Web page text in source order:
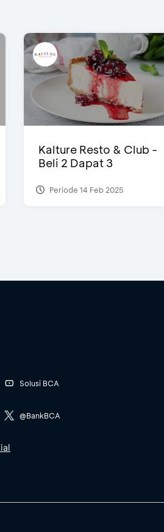
Kalture Resto & Club -
Beli 2 Dapat 3
Periode 14 Feb 2025
Solusi BCA
@BankBCA